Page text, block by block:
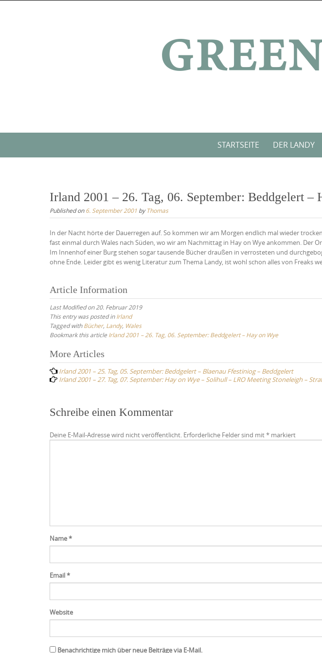
STARTSEITE DER LANDY
Irland 2001 – 26. Tag, 06. September: Beddgelert –
Published on6. September 2001 byThomas
In der Nacht hörte der Dauerregen auf. So kommen wir am Morgen endlich mal wieder
fast einmal durch Wales nach Süden, wo wir am Nachmittag in Hay on Wye ankommen. Der
Im Innenhof einer Burg stehen sogar tausende Bücher draußen in verrosteten und
ohne Ende. Leider gibt es wenig Literatur zum Thema Landy, ist wohl schon alles von Freaks
Article Information
Last Modified on 20. Februar 2019
This entry was posted inIrland
Tagged withBücher, Landy, Wales
Bookmark this article Irland 2001 – 26. Tag, 06. September: Beddgelert – Hay on Wye
Post
navigation
More Articles
Irland 2001 – 25. Tag, 05. September: Beddgelert – Blaenau Ffestiniog – Beddgelert
Irland 2001 – 27. Tag, 07. September: Hay on Wye – Solihull – LRO Meeting Stoneleigh –
Schreibe einen Kommentar
Deine E-Mail-Adresse wird nicht veröffentlicht. Erforderliche Felder sind mit* markiert
Name*
Email*
Website
Benachrichtige mich über neue Beiträge via E-Mail.